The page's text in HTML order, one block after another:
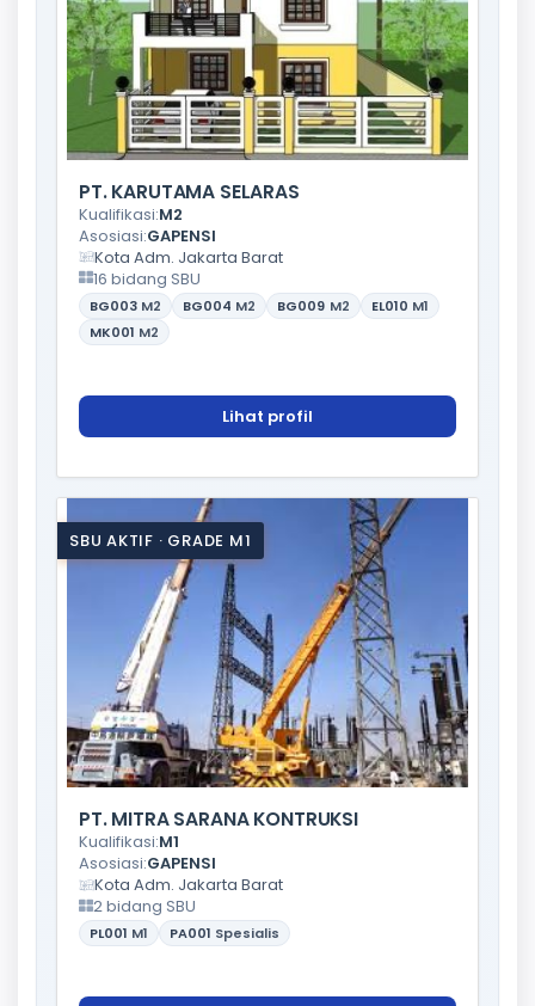
PT. KARUTAMA SELARAS
Kualifikasi:M2
Asosiasi:GAPENSI
Kota Adm. Jakarta Barat
16 bidang SBU
BG003 M2 BG004 M2 BG009 M2 EL010 M1
MK001 M2
Lihat profil
SBU AKTIF · GRADE M1
PT. MITRA SARANA KONTRUKSI
Kualifikasi:M1
Asosiasi:GAPENSI
Kota Adm. Jakarta Barat
2 bidang SBU
PL001 M1 PA001 Spesialis